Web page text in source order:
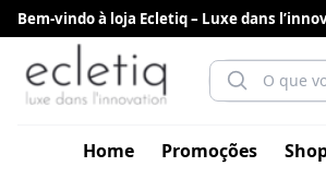
Bem-vindo à loja Ecletiq – Luxe dans
Home Promoções